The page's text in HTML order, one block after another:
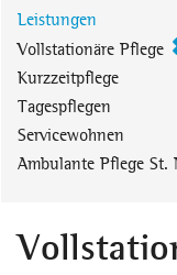
Leistungen
Vollstationäre Pflege
Kurzzeitpflege
Tagespflegen
Servicewohnen
Ambulante Pflege St.